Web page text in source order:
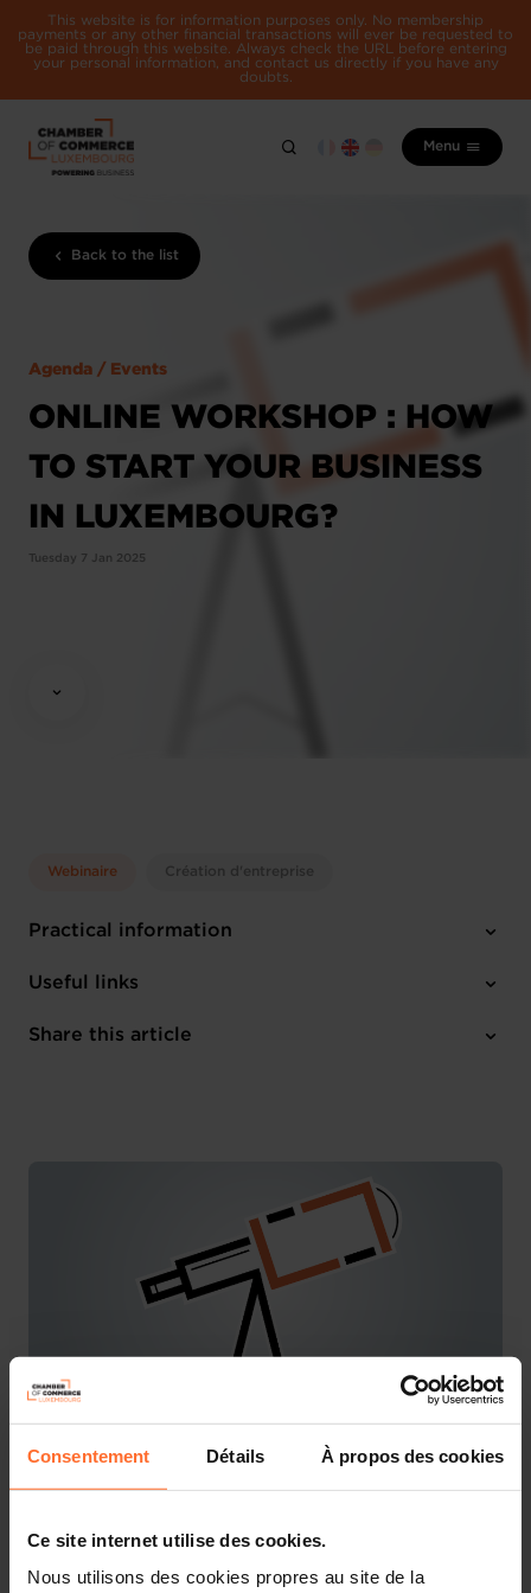
Consentement Détails À propos des cookies
Ce site internet utilise des cookies.
Nous utilisons des cookies propres au site de la
This website is for information purposes only. No membership
payments or any other financial transactions will ever be requested to
be paid through this website. Always check the URL before entering
your personal information, and contact us directly if you have any
doubts.
Menu
Back to the list
Agenda / Events
ONLINE WORKSHOP : HOW
TO START YOUR BUSINESS
IN LUXEMBOURG?
Tuesday 7 Jan 2025
Webinaire Création d'entreprise
Practical information
Tuesday 7 Jan 2025
Online Workshop
Useful links
Register here
Share this article
You are starting a business from scratch or buying an
existing one in Luxembourg? Let’s get guided by the
point of contact for entrepreneurs.